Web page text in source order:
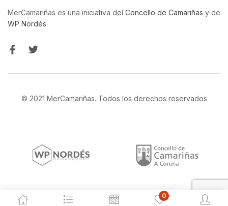
0
MerCamariñas es una iniciativa del Concello de Camariñas y de
WP Nordés
© 2021 MerCamariñas. Todos los derechos reservados